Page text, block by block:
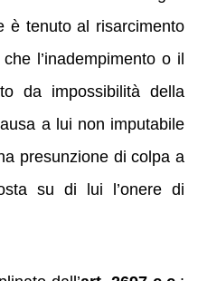
è tenuto al risarcimento
l’inadempimento o il
da impossibilità della
a lui non imputabile
presunzione di colpa a
su di lui l’onere di